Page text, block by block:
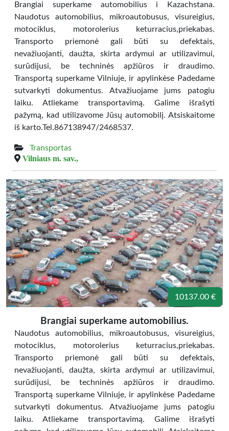
Brangiai superkame automobilius i Kazachstana.
Naudotus automobilius, mikroautobusus, visureigius,
motociklus, motorolerius keturracius,priekabas.
Transporto priemonė gali būti su defektais,
nevažiuojanti, daužta, skirta ardymui ar utilizavimui,
surūdijusi, be techninės apžiūros ir draudimo.
Transportą superkame Vilniuje, ir apylinkėse Padedame
sutvarkyti dokumentus. Atvažiuojame jums patogiu
laiku. Atliekame transportavimą. Galime išrašyti
pažymą, kad utilizavome Jūsų automobilį. Atsiskaitome
iš karto.Tel.867138947/2468537.
Transportas
Vilniaus m. sav.,
10137.00 €
Brangiai superkame automobilius.
Naudotus automobilius, mikroautobusus, visureigius,
motociklus, motorolerius keturracius,priekabas.
Transporto priemonė gali būti su defektais,
nevažiuojanti, daužta, skirta ardymui ar utilizavimui,
surūdijusi, be techninės apžiūros ir draudimo.
Transportą superkame Vilniuje, ir apylinkėse Padedame
sutvarkyti dokumentus. Atvažiuojame jums patogiu
laiku. Atliekame transportavimą. Galime išrašyti